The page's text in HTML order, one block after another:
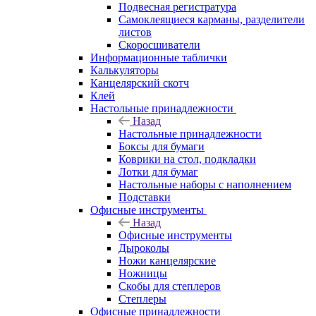
Подвесная регистратура
Самоклеящиеся карманы, разделители
листов
Скоросшиватели
Информационные таблички
Калькуляторы
Канцелярский скотч
Клей
Настольные принадлежности
Назад
Настольные принадлежности
Боксы для бумаги
Коврики на стол, подкладки
Лотки для бумаг
Настольные наборы с наполнением
Подставки
Офисные инструменты
Назад
Офисные инструменты
Дыроколы
Ножи канцелярские
Ножницы
Скобы для степлеров
Степлеры
Офисные принадлежности